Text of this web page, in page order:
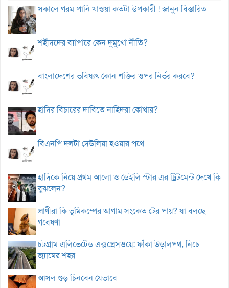
সকালে গরম পানি খাওয়া কতটা উপকারী ! জানুন বিস্তারিত
শহীদদের ব্যাপারে কেন দুমুখো নীতি?
বাংলাদেশের ভবিষ্যৎ কোন শক্তির ওপর নির্ভর করবে?
হাদির বিচারের দাবিতে নাহিদরা কোথায়?
বিএনপি দলটা দেউলিয়া হওয়ার পথে
হাদিকে নিয়ে প্রথম আলো ও ডেইলি স্টার এর ট্রিটমেন্ট দেখে কি
বুঝলেন?
প্রাণীরা কি ভূমিকম্পের আগাম সংকেত টের পায়? যা বলছে
গবেষণা
চট্টগ্রাম এলিভেটেড এক্সপ্রেসওয়ে: ফাঁকা উড়ালপথ, নিচে
জ্যামের শহর
আসল গুড় চিনবেন যেভাবে